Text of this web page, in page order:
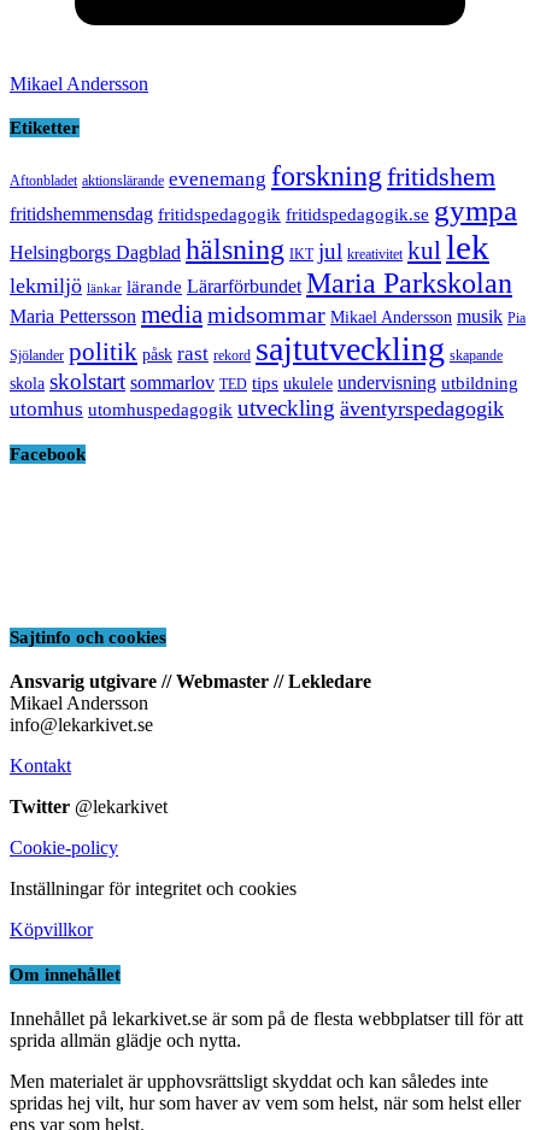
Mikael Andersson
Etiketter
Aftonbladet aktionslärande evenemang forskning fritidshem
fritidshemmensdag fritidspedagogik fritidspedagogik.se gympa
Helsingborgs Dagblad hälsning IKT jul kreativitet kul lek
lekmiljö länkar lärande Lärarförbundet Maria Parkskolan
Maria Pettersson media midsommar Mikael Andersson musik Pia
Sjölander politik påsk rast rekord sajtutveckling skapande
skola skolstart sommarlov TED tips ukulele undervisning utbildning
utomhus utomhuspedagogik utveckling äventyrspedagogik
Facebook
Sajtinfo och cookies
Ansvarig utgivare // Webmaster // Lekledare
Mikael Andersson
info@lekarkivet.se
Kontakt
Twitter @lekarkivet
Cookie-policy
Inställningar för integritet och cookies
Köpvillkor
Om innehållet
Innehållet på lekarkivet.se är som på de flesta webbplatser till för att
sprida allmän glädje och nytta.
Men materialet är upphovsrättsligt skyddat och kan således inte
spridas hej vilt, hur som haver av vem som helst, när som helst eller
ens var som helst.